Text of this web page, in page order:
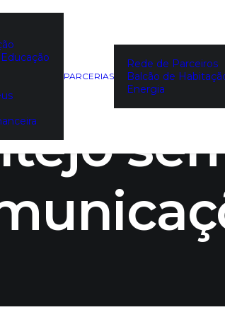
PARCERIAS
Rede de Parceiros
Balcão de
Energia
há